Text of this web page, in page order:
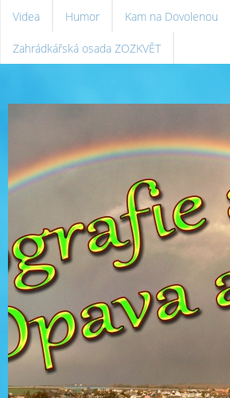
Videa Humor Kam na Dovolenou
Zahrádkářská osada ZOZKVĚT